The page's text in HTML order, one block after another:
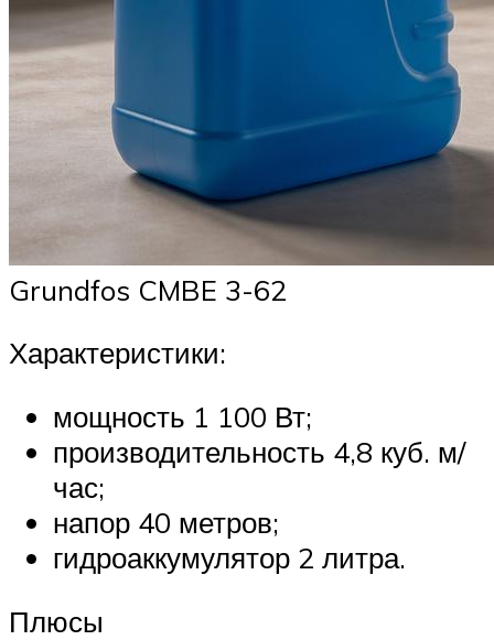
Grundfos CMBE 3-62
Характеристики:
мощность 1 100 Вт;
производительность 4,8 куб. м/
час;
напор 40 метров;
гидроаккумулятор 2 литра.
Плюсы